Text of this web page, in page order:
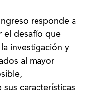
responde a
el desafío que
investigación y
al mayor
características